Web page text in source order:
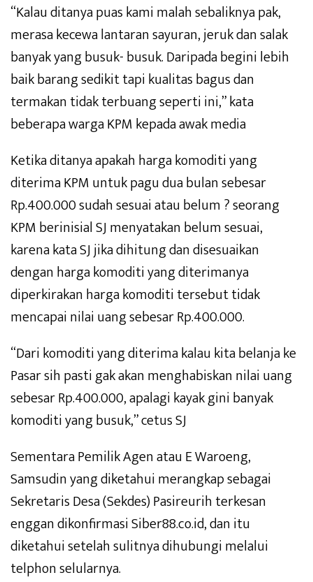
“Kalau ditanya puas kami malah sebaliknya pak,
merasa kecewa lantaran sayuran, jeruk dan salak
banyak yang busuk- busuk. Daripada begini lebih
baik barang sedikit tapi kualitas bagus dan
termakan tidak terbuang seperti ini,” kata
beberapa warga KPM kepada awak media
Ketika ditanya apakah harga komoditi yang
diterima KPM untuk pagu dua bulan sebesar
Rp.400.000 sudah sesuai atau belum ? seorang
KPM berinisial SJ menyatakan belum sesuai,
karena kata SJ jika dihitung dan disesuaikan
dengan harga komoditi yang diterimanya
diperkirakan harga komoditi tersebut tidak
mencapai nilai uang sebesar Rp.400.000.
“Dari komoditi yang diterima kalau kita belanja ke
Pasar sih pasti gak akan menghabiskan nilai uang
sebesar Rp.400.000, apalagi kayak gini banyak
komoditi yang busuk,” cetus SJ
Sementara Pemilik Agen atau E Waroeng,
Samsudin yang diketahui merangkap sebagai
Sekretaris Desa (Sekdes) Pasireurih terkesan
enggan dikonfirmasi Siber88.co.id, dan itu
diketahui setelah sulitnya dihubungi melalui
telphon selularnya.